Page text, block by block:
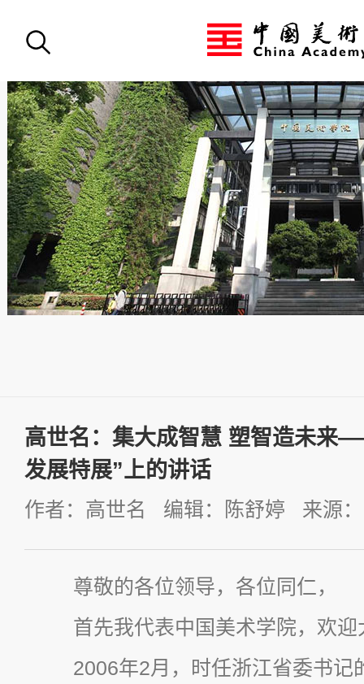
高世名：集大成智慧 塑智造未来
发展特展”上的讲话
作者：高世名 编辑：陈舒婷 来源
尊敬的各位领导，各位同仁，
首先我代表中国美术学院，欢
2006年2月，时任浙江省委书记